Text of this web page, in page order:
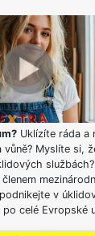
Uklízíte ráda a
Myslíte si,
v
celé Evropské